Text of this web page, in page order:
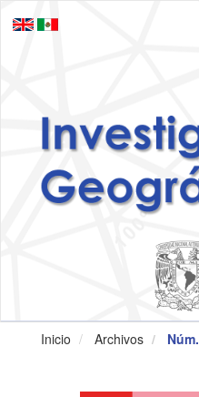
principal
Inicio Archivos